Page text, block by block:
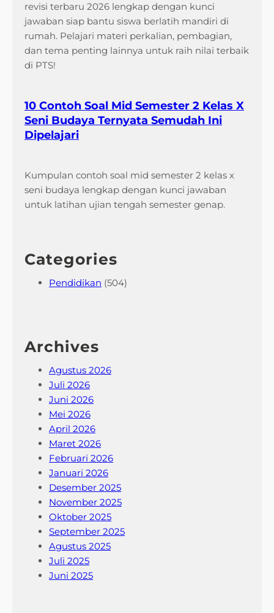
revisi terbaru 2026 lengkap dengan kunci
jawaban siap bantu siswa berlatih mandiri di
rumah. Pelajari materi perkalian, pembagian,
dan tema penting lainnya untuk raih nilai terbaik
di PTS!
10 Contoh Soal Mid Semester 2 Kelas X
Seni Budaya Ternyata Semudah Ini
Dipelajari
Kumpulan contoh soal mid semester 2 kelas x
seni budaya lengkap dengan kunci jawaban
untuk latihan ujian tengah semester genap.
Categories
Pendidikan (504)
Archives
Agustus 2026
Juli 2026
Juni 2026
Mei 2026
April 2026
Maret 2026
Februari 2026
Januari 2026
Desember 2025
November 2025
Oktober 2025
September 2025
Agustus 2025
Juli 2025
Juni 2025